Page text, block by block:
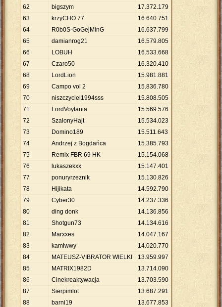
62
bigszym 17.372.179
63
krzyCHO 77 16.640.751
64
R0b0S-GoGejMinG 16.637.799
65
damianrog21 16.579.805
66
LOBUH 16.533.668
67
Czaro50 16.320.410
68
LordLion 15.981.881
69
Campo vol 2 15.836.780
70
niszczyciel1994sss 15.808.505
71
LordVoytania 15.569.576
72
SzalonyHajt 15.534.023
73
Domino189 15.511.643
74
Andrzej z Bogdańca 15.385.793
75
Remix FBR 69 HK 15.154.068
76
lukaszekxx 15.147.401
77
ponuryrzeznik 15.130.826
78
Hijikata 14.592.790
79
Cyber30 14.237.336
80
ding donk 14.136.856
81
Shotgun73 14.134.616
82
Marxxes 14.047.167
83
kamiwwy 14.020.770
84
MATEUSZ-VIBRATOR WIELKI 13.959.997
85
MATRIX1982D 13.714.090
86
Cinekreaktywacja 13.703.590
87
Sierpimlot 13.687.291
88
barni19 13.677.853